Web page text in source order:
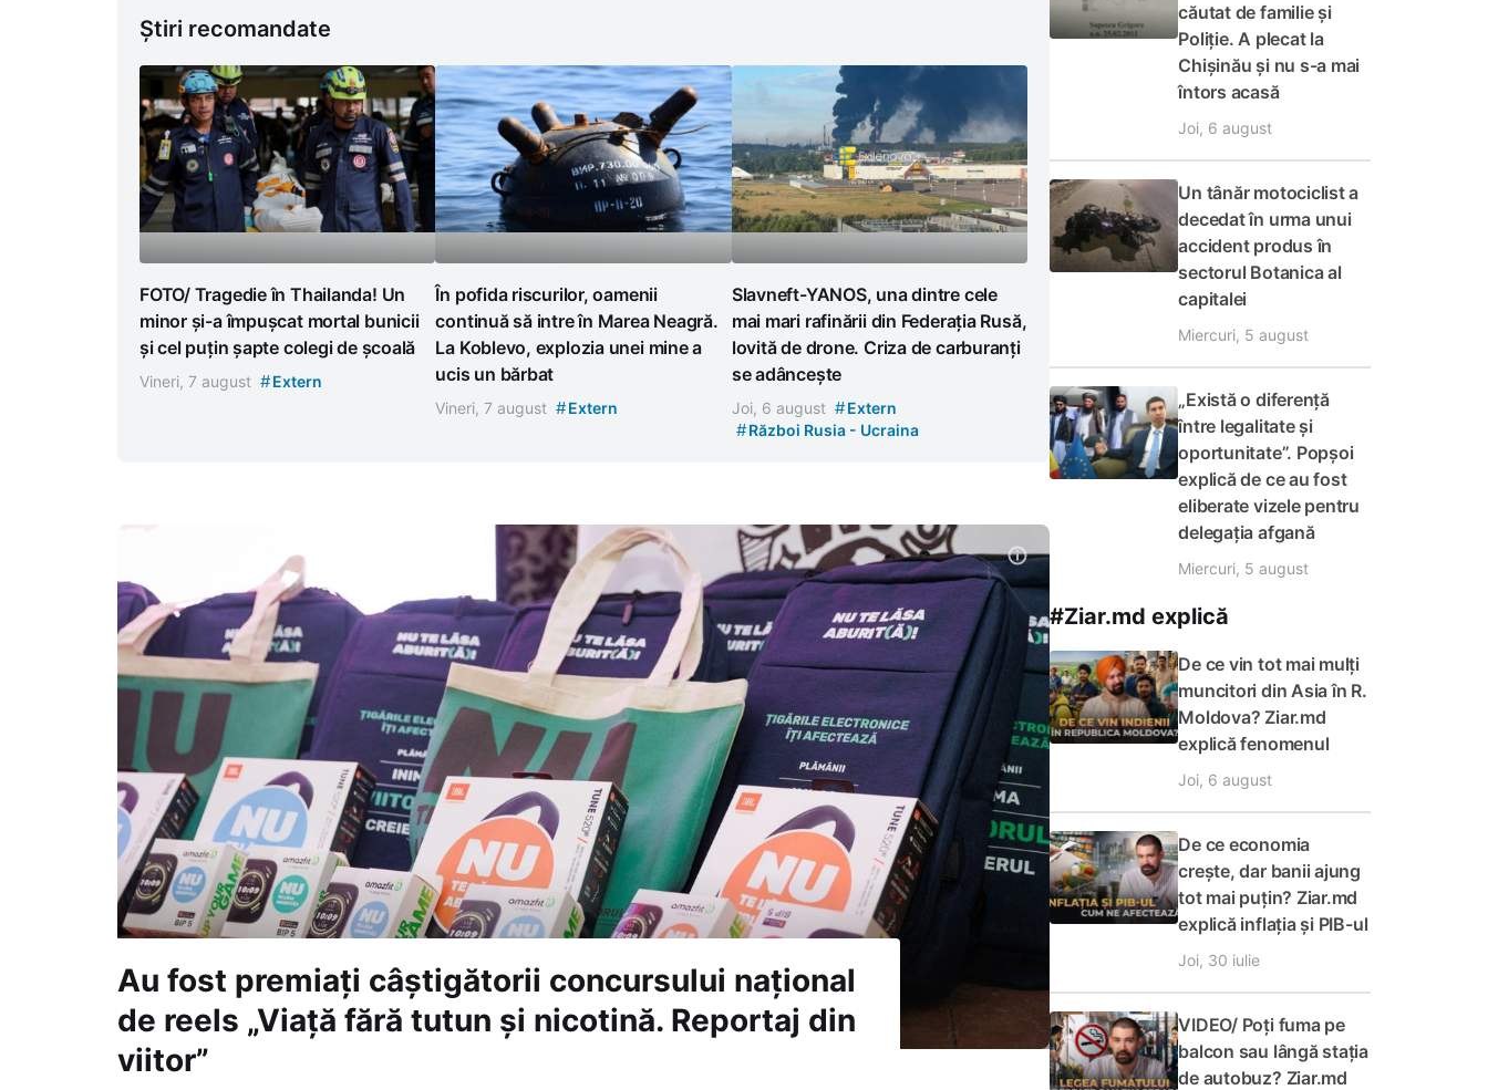
Știri recomandate
FOTO/ Tragedie în Thailanda! Un
minor și-a împușcat mortal bunicii
și cel puțin șapte colegi de școală
Vineri, 7 august #Extern
În pofida riscurilor, oamenii
continuă să intre în Marea Neagră.
La Koblevo, explozia unei mine a
ucis un bărbat
Vineri, 7 august #Extern
Slavneft-YANOS, una dintre cele
mai mari rafinării din Federația Rusă,
lovită de drone. Criza de carburanți
se adâncește
Joi, 6 august #Extern
#Război Rusia - Ucraina
Au fost premiați câștigătorii concursului național
de reels „Viață fără tutun și nicotină. Reportaj din
viitor”
căutat de familie și
Poliție. A plecat la
Chișinău și nu s-a mai
întors acasă
Joi, 6 august
Un tânăr motociclist a
decedat în urma unui
accident produs în
sectorul Botanica al
capitalei
Miercuri, 5 august
„Există o diferență
între legalitate și
oportunitate”. Popșoi
explică de ce au fost
eliberate vizele pentru
delegația afgană
Miercuri, 5 august
#Ziar.md explică
De ce vin tot mai mulți
muncitori din Asia în R.
Moldova? Ziar.md
explică fenomenul
Joi, 6 august
De ce economia
crește, dar banii ajung
tot mai puțin? Ziar.md
explică inflația și PIB-ul
Joi, 30 iulie
VIDEO/ Poți fuma pe
balcon sau lângă stația
de autobuz? Ziar.md